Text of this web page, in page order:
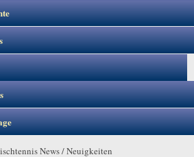
News / Neuigkeiten